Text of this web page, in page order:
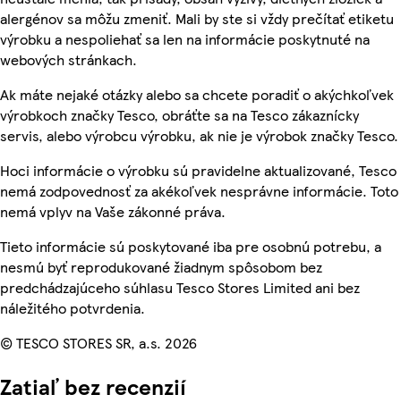
alergénov sa môžu zmeniť. Mali by ste si vždy prečítať etiketu
výrobku a nespoliehať sa len na informácie poskytnuté na
webových stránkach.
Ak máte nejaké otázky alebo sa chcete poradiť o akýchkoľvek
výrobkoch značky Tesco, obráťte sa na Tesco zákaznícky
servis, alebo výrobcu výrobku, ak nie je výrobok značky Tesco.
Hoci informácie o výrobku sú pravidelne aktualizované, Tesco
nemá zodpovednosť za akékoľvek nesprávne informácie. Toto
nemá vplyv na Vaše zákonné práva.
Tieto informácie sú poskytované iba pre osobnú potrebu, a
nesmú byť reprodukované žiadnym spôsobom bez
predchádzajúceho súhlasu Tesco Stores Limited ani bez
náležitého potvrdenia.
© TESCO STORES SR, a.s. 2026
Zatiaľ bez recenzií